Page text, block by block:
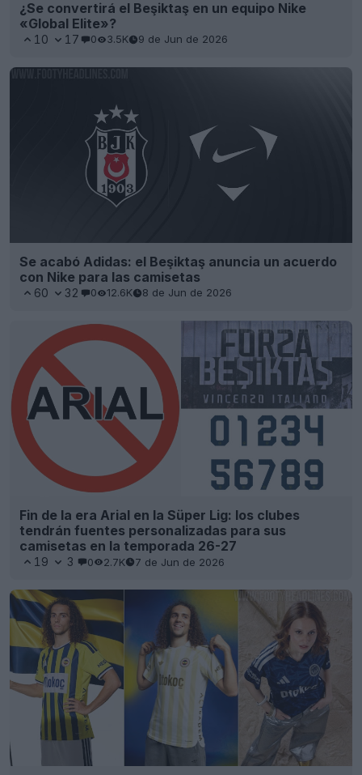
¿Se convertirá el Beşiktaş en un equipo Nike
«Global Elite»?
10 17 0 3.5K 9 de Jun de 2026
Se acabó Adidas: el Beşiktaş anuncia un acuerdo
con Nike para las camisetas
60 32 0 12.6K 8 de Jun de 2026
Fin de la era Arial en la Süper Lig: los clubes
tendrán fuentes personalizadas para sus
camisetas en la temporada 26-27
19 3 0 2.7K 7 de Jun de 2026